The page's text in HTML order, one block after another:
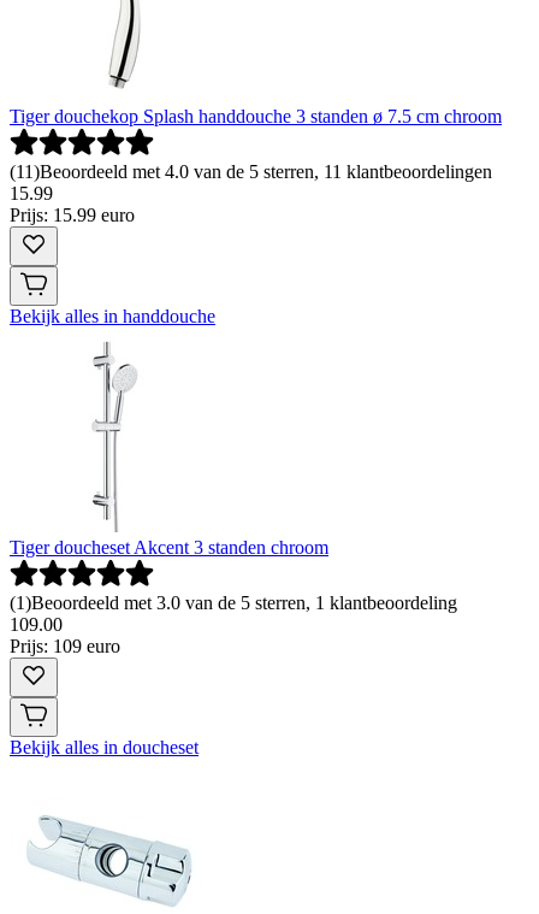
Tiger douchekop Splash handdouche 3 standen ø 7.5 cm chroom
(11)Beoordeeld met 4.0 van de 5 sterren, 11 klantbeoordelingen
15.99
Prijs: 15.99 euro
Bekijk alles in handdouche
Tiger doucheset Akcent 3 standen chroom
(1)Beoordeeld met 3.0 van de 5 sterren, 1 klantbeoordeling
109.00
Prijs: 109 euro
Bekijk alles in doucheset